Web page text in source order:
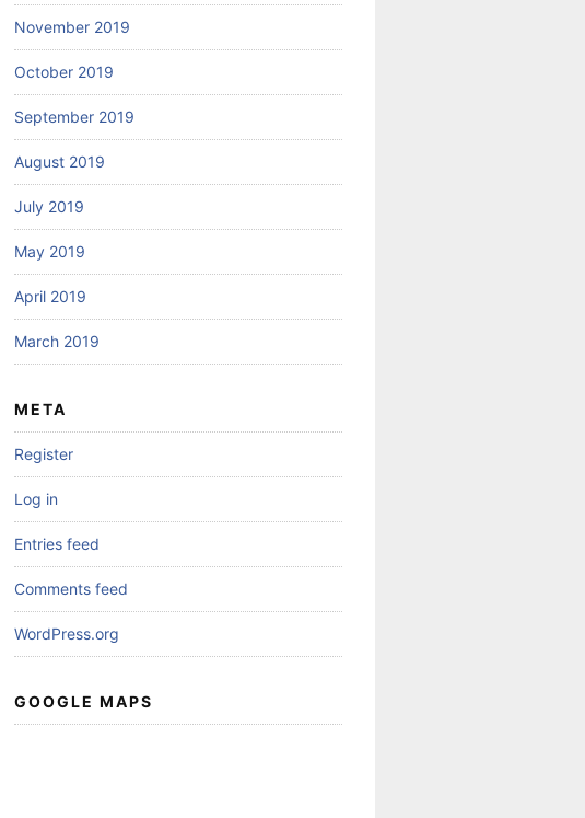
November 2019
October 2019
September 2019
August 2019
July 2019
May 2019
April 2019
March 2019
META
Register
Log in
Entries feed
Comments feed
WordPress.org
GOOGLE MAPS